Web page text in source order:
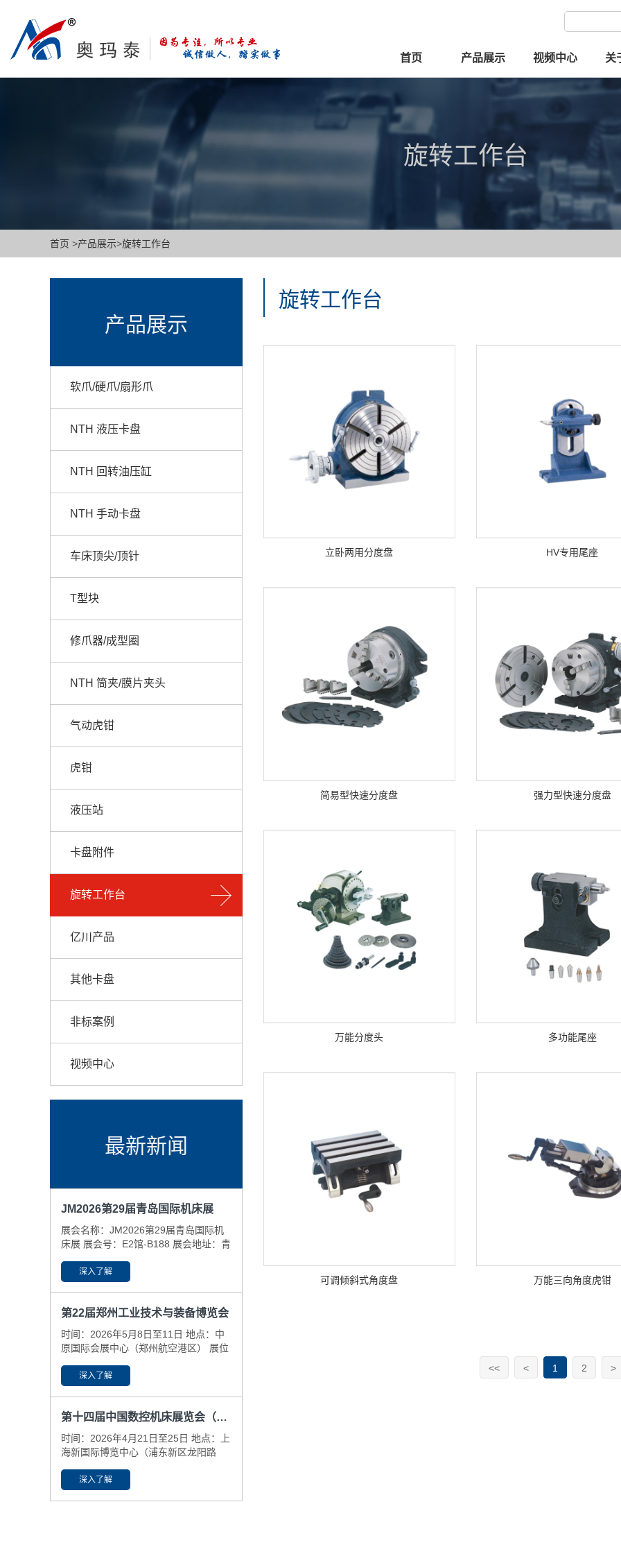
首页 产品展示 视频中心 关
旋转工作台
首页 >产品展示>旋转工作台
产品展示
软爪/硬爪/扇形爪
NTH 液压卡盘
NTH 回转油压缸
NTH 手动卡盘
车床顶尖/顶针
T型块
修爪器/成型圈
NTH 筒夹/膜片夹头
气动虎钳
虎钳
液压站
卡盘附件
旋转工作台
亿川产品
其他卡盘
非标案例
视频中心
最新新闻
JM2026第29届青岛国际机床展
展会名称：JM2026第29届青岛国际机
床展 展会号：E2馆-B188 展会地址：青
6.25-29
深入了解
第22届郑州工业技术与装备博览会
时间：2026年5月8日至11日 地点：中
原国际会展中心（郑州航空港区） 展位
深入了解
第十四届中国数控机床展览会（CCMT2026）
时间：2026年4月21日至25日 地点：上
海新国际博览中心（浦东新区龙阳路
A381深入了解
旋转工作台
立卧两用分度盘 HV专用尾座
简易型快速分度盘 强力型快速分度盘
万能分度头 多功能尾座
可调倾斜式角度盘 万能三向角度虎钳
<< < 1 2 >